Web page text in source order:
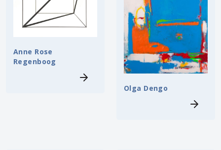
Anne Rose
Regenboog
Olga Dengo